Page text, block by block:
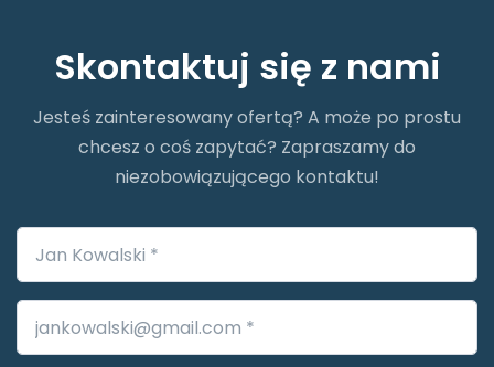
Skontaktuj się z nami
Jesteś zainteresowany ofertą? A może po prostu
chcesz o coś zapytać? Zapraszamy do
niezobowiązującego kontaktu!